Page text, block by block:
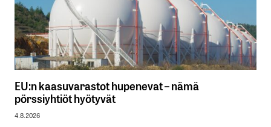
EU:n kaasuvarastot hupenevat – nämä
pörssiyhtiöt hyötyvät
4.8.2026